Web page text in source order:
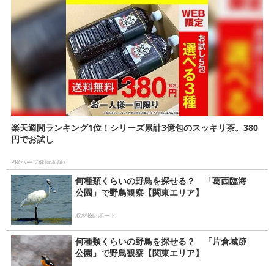
楽天週間ランキング1位！シリーズ累計3億包のスッキリ茶。380
円でお試し
PR(ハーブ健康本舗)
何種類くらいの野鳥を探せる？ 「葛西臨海
公園」で野鳥観察【関東エリア】
取材&レポート
何種類くらいの野鳥を探せる？ 「片倉城跡
公園」で野鳥観察【関東エリア】